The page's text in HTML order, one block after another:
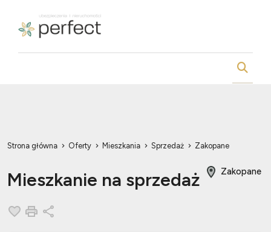
Strona główna Oferty Mieszkania Sprzedaż Zakopane
Mieszkanie na sprzedaż Zakopane
Dodaj do ulubionych
Drukuj